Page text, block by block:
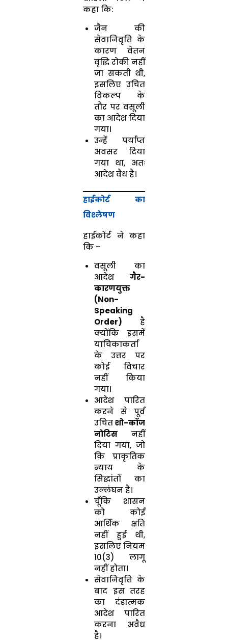
कहा कि:
जैन की
सेवानिवृत्ति के
कारण वेतन
वृद्धि रोकी नहीं
जा सकती थी,
इसलिए उचित
विकल्प के
तौर पर वसूली
का आदेश दिया
गया।
उन्हें पर्याप्त
अवसर दिया
गया था, अतः
आदेश वैध है।
हाईकोर्ट का
विश्लेषण
हाईकोर्ट ने कहा
कि –
वसूली का
आदेशगैर-
कारणयुक्त
(Non-
Speaking
Order) है
क्योंकि इसमें
याचिकाकर्ता
के उत्तर पर
कोई विचार
नहीं किया
गया।
आदेश पारित
करने से पूर्व
उचितशो-कॉज
नोटिस नहीं
दिया गया, जो
कि प्राकृतिक
न्याय के
सिद्धांतों का
उल्लंघन है।
चूँकि शासन
को कोई
आर्थिक क्षति
नहीं हुई थी,
इसलिए नियम
10(3) लागू
नहीं होता।
सेवानिवृत्ति के
बाद इस तरह
का दंडात्मक
आदेश पारित
करना अवैध
है।